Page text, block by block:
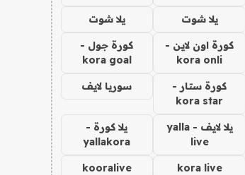
يلا شوت يلا شوت
كورة اون لاين -
kora onli
كورة جول -
kora goal
كورة ستار -
kora star
سوريا لايف
يلا لايف - yalla
live
يلا كورة -
yallakora
kora live
kooralive